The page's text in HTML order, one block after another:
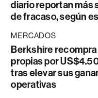
diario reportan más
de fracaso, según
MERCADOS
Berkshire
propias por
tras elevar sus
operativas